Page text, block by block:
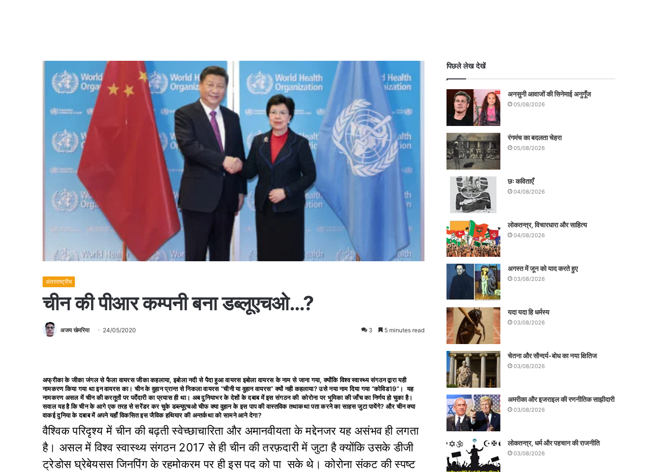
अंतरराष्ट्रीय
चीन की पीआर कम्पनी बना डब्लूएचओ…?
अजय खेमरिया 24/05/2020 3 5 minutes read
अफ्रीका के जीका जंगल से फैला वायरस जीका कहलाया, इबोला नदी से पैदा हुआ वायरस इबोला वायरस के नाम से जाना गया, क्योंकि विश्व स्वास्थ्य संगठन द्वारा यही
नामकरण किया गया था इन वायरस का। चीन के वुहान प्रान्त से निकला वायरस “चीनी या वुहान वायरस” क्यों नही कहलाया? उसे नया नाम दिया गया “कोविड19”। यह
नामकरण असल में चीन की करतूतों पर पर्देदारी का प्रयास ही था। अब दुनियाभर के देशों के दबाब में इस संगठन की कोरोना पर भूमिका की जाँच का निर्णय हो चुका है।
सवाल यह है कि चीन के आगे एक तरह से सरेंडर कर चुके डब्ल्यूएचओ चीफ क्या वुहान के इस पाप की वास्तविक तथाकथा पता करने का साहस जुटा पायेंगे? और चीन क्या
वाकई दुनिया के दबाब में अपने यहाँ विकसित इस जैविक हथियार की अन्तर्कथा को सामने आने देगा?
वैश्विक परिदृश्य में चीन की बढ़ती स्वेच्छाचारिता और अमानवीयता के मद्देनजर यह असंभव ही लगता
है। असल में विश्व स्वास्थ्य संगठन 2017 से ही चीन की तरफ़दारी में जुटा है क्योंकि उसके डीजी
ट्रेडोस घ्रेबेयसस जिनपिंग के रहमोकरम पर ही इस पद को पा सके थे। कोरोना संकट की स्पष्ट
पिछले लेख देखें
अनसुनी आवाजों की सिनेमाई अनुगूँज
05/08/2026
रंगमंच का बदलता चेहरा
05/08/2026
छः कविताएँ
04/08/2026
लोकतन्त्र, विचारधारा और साहित्य
04/08/2026
अगस्त में जून को याद करते हुए
03/08/2026
यदा यदा हि धर्मस्य
03/08/2026
चेतना और सौन्दर्य-बोध का नया क्षितिज
03/08/2026
अमरीका और इजराइल की रणनीतिक साझीदारी
03/08/2026
लोकतन्त्र, धर्म और पहचान की राजनीति
03/08/2026